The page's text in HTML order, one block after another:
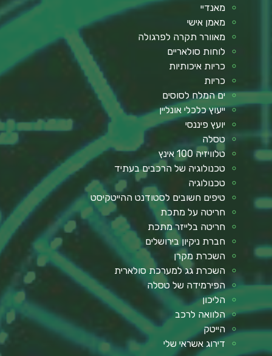
מאנדיי
מאמן אישי
מאוורר תקרה לפרגולה
לוחות סולאריים
כריות איכותיות
כריות
ים המלח לסוסים
ייעוץ כלכלי אונליין
יועץ פיננסי
טסלה
טלוויזיה 100 אינץ
טכנולוגיה של הרכבים בעתיד
טכנולוגיה
טיפים חשובים לסטודנט ההייטקיסט
חריטה על מתכת
חריטה בלייזר מתכת
חברת ניקיון בירושלים
השכרת מקרן
השכרת גג למערכת סולארית
הפירמידה של טסלה
הליכון
הלוואה לרכב
הייטק
דירוג אשראי שלי